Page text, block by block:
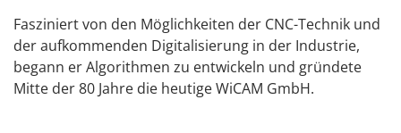
Fasziniert von den Möglichkeiten der CNC-Technik und
der aufkommenden Digitalisierung in der Industrie,
begann er Algorithmen zu entwickeln und gründete
Mitte der 80 Jahre die heutige WiCAM GmbH.